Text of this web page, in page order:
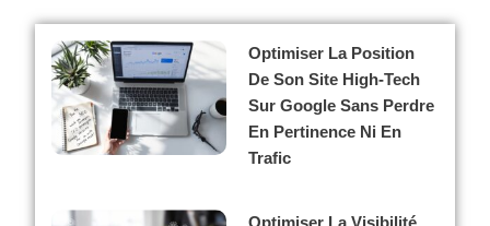
Optimiser La Position
De Son Site High-Tech
Sur Google Sans Perdre
En Pertinence Ni En
Trafic
Optimiser La Visibilité